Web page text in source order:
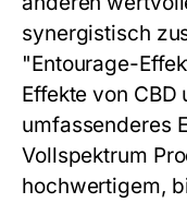
synergistisch
"Entourage-
Effekte von
umfassenderes
Vollspektrum
hochwertigem,